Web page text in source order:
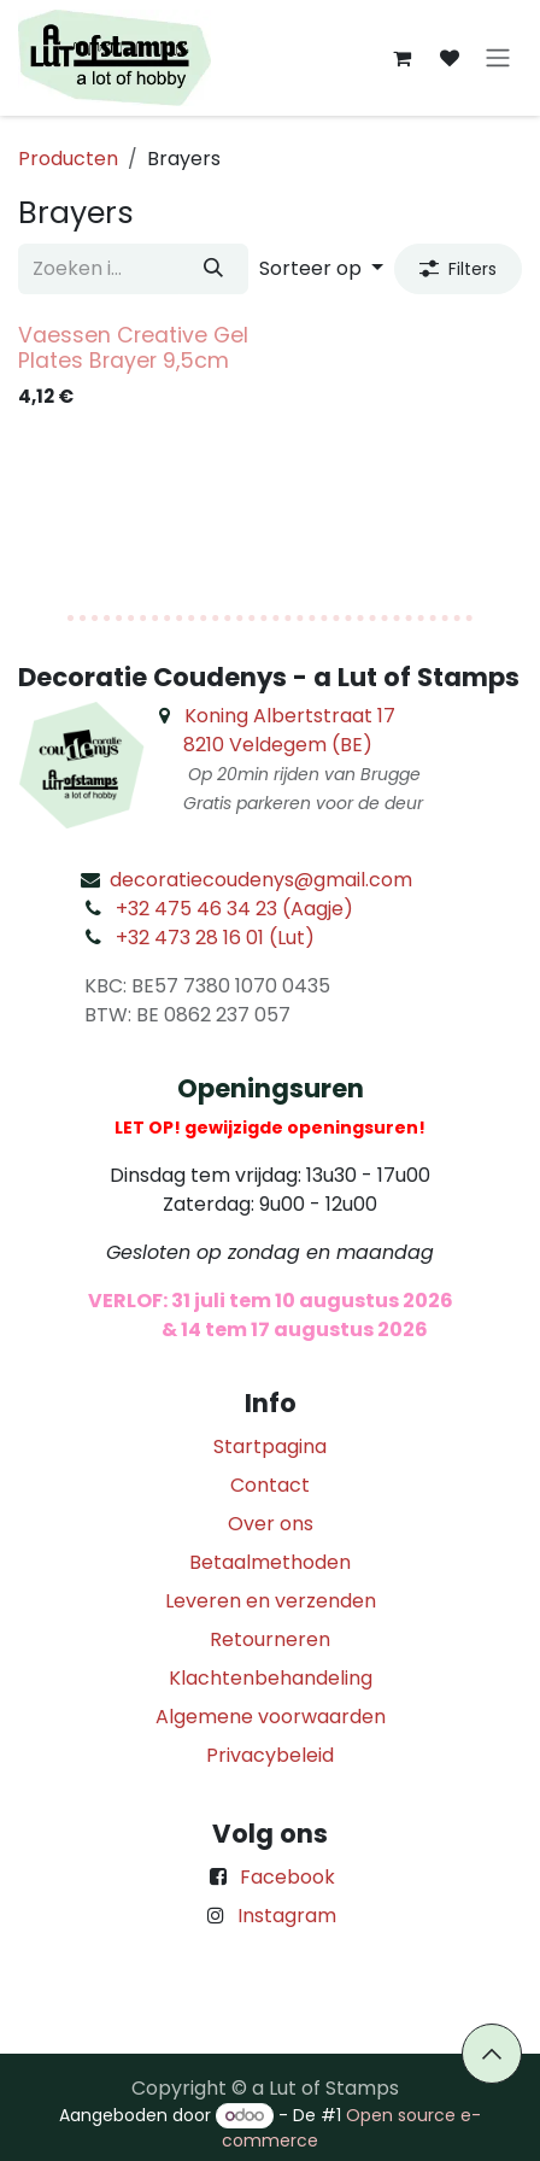
Overslaan naar inhoud
Producten Brayers
Brayers
Sorteer op Filters
Vaessen Creative Gel
Plates Brayer 9,5cm
4,12€
Decoratie Coudenys - a Lut of Stamps
Koning Albertstraat 17
8210 Veldegem (BE)
Op 20min rijden van Brugge
Gratis parkeren voor de deur
decoratiecoudenys@gmail.com
+32 475 46 34 23 (Aagje)
+32 473 28 16 01 (Lut)
KBC: BE57 7380 1070 0435
​ BTW: BE 0862 237 057
Openingsuren
LET OP! gewijzigde openingsuren!
Dinsdag tem vrijdag: 13u30 - 17u00
Zaterdag: 9u00 - 12u00
Gesloten op zondag en maandag
VERLOF: 31 juli tem 10 augustus 2026
& 14 tem 17 augustus 2026
Info
Startpagina
Contact
Over ons
Betaalmethoden
Leveren en verzenden
Retourneren
Klachtenbehandeling
Algemene voorwaarden
Privacybeleid
Volg ons
Facebook
Instagram
Copyright © a Lut of Stamps
Aangeboden door - De #1Open source e-
commerce